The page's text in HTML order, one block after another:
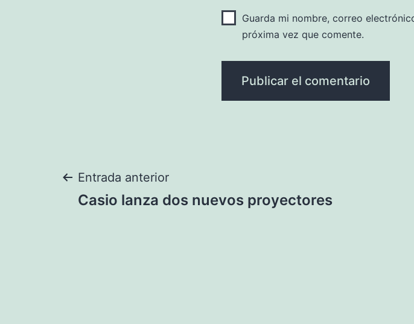
Guarda mi nombre, correo
próxima vez que comente.
Navegación
Entrada anterior
Casio lanza dos nuevos proyectores